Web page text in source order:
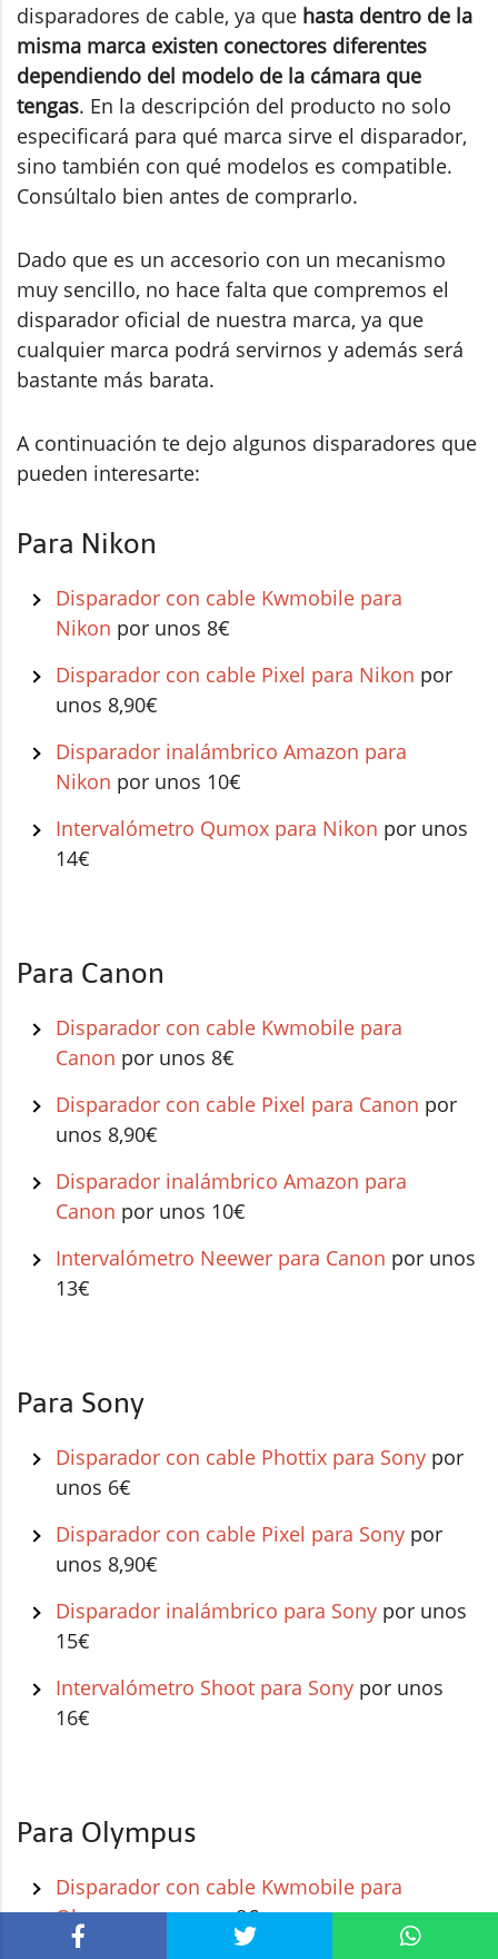
disparadores de cable, ya que hasta dentro de la
misma marca existen conectores diferentes
dependiendo del modelo de la cámara que
tengas. En la descripción del producto no solo
especificará para qué marca sirve el disparador,
sino también con qué modelos es compatible.
Consúltalo bien antes de comprarlo.
Dado que es un accesorio con un mecanismo
muy sencillo, no hace falta que compremos el
disparador oficial de nuestra marca, ya que
cualquier marca podrá servirnos y además será
bastante más barata.
A continuación te dejo algunos disparadores que
pueden interesarte:
Para Nikon
Disparador con cable Kwmobile para
Nikon por unos 8€
Disparador con cable Pixel para Nikon por
unos 8,90€
Disparador inalámbrico Amazon para
Nikon por unos 10€
Intervalómetro Qumox para Nikon por unos
14€
Para Canon
Disparador con cable Kwmobile para
Canon por unos 8€
Disparador con cable Pixel para Canon por
unos 8,90€
Disparador inalámbrico Amazon para
Canon por unos 10€
Intervalómetro Neewer para Canon por unos
13€
Para Sony
Disparador con cable Phottix para Sony por
unos 6€
Disparador con cable Pixel para Sony por
unos 8,90€
Disparador inalámbrico para Sony por unos
15€
Intervalómetro Shoot para Sony por unos
16€
Para Olympus
Disparador con cable Kwmobile para
Olympuspor unos 8€